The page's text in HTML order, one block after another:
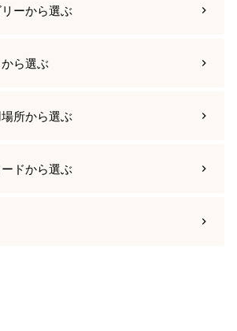
ーから選ぶ
から選ぶ
所から選ぶ
ドから選ぶ